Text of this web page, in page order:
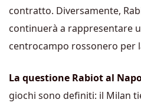
contratto. Diversamente,
continuerà a rappresentare
centrocampo rossonero per
La questione Rabiot al
giochi sono definiti: il Milan